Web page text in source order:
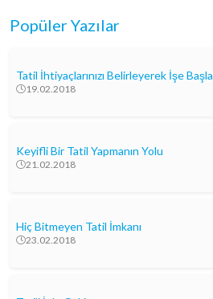
Popüler Yazılar
Tatil İhtiyaçlarınızı Belirleyerek İşe
19.02.2018
Keyifli Bir Tatil Yapmanın Yolu
21.02.2018
Hiç Bitmeyen Tatil İmkanı
23.02.2018